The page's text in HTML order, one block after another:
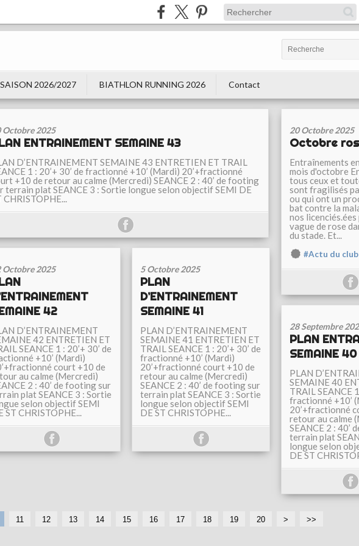
SAISON 2026/2027 BIATHLON RUNNING 2026 Contact
Octobre 2025
ENTRAINEMENT SEMAINE 43
D’ENTRAINEMENT SEMAINE 43 ENTRETIEN ET TRAIL
1 : 20’+ 30’ de fractionné +10’ (Mardi) 20’+fractionné
+10 de retour au calme (Mercredi) SEANCE 2 : 40’ de footing
terrain plat SEANCE 3 : Sortie longue selon objectif SEMI DE
CHRISTOPHE...
20 Octobre 2025
Octobre
Entraînements
mois d'octobre
tous ceux et
sont fragilisés
ou qui ont un
bat contre la
nos
vague de rose
du stade. Et...
#Actu du club
Octobre 2025
42
D’ENTRAINEMENT
42 ENTRETIEN ET
SEANCE 1 : 20’+ 30’ de
+10’ (Mardi)
court +10 de
au calme (Mercredi)
2 : 40’ de footing sur
plat SEANCE 3 : Sortie
selon objectif SEMI
ST CHRISTOPHE...
5 Octobre 2025
PLAN
D’ENTRAINEMENT
SEMAINE 41
PLAN D’ENTRAINEMENT
SEMAINE 41 ENTRETIEN ET
TRAIL SEANCE 1 : 20’+ 30’ de
fractionné +10’ (Mardi)
20’+fractionné court +10 de
retour au calme (Mercredi)
SEANCE 2 : 40’ de footing sur
terrain plat SEANCE 3 : Sortie
longue selon objectif SEMI
DE ST CHRISTOPHE...
28 Septembre
PLAN
SEMAINE 40
PLAN
SEMAINE 40
TRAIL SEANCE
fractionné +10’
20’+fractionné
retour au calme
SEANCE 2 : 40’
terrain plat
longue selon
DE ST
11 12 13 14 15 16 17 18 19 20
3
4
5
6
7
8
9
1
> >>